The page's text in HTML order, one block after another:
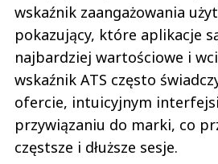
wskaźnik zaangażowania
pokazujący, które aplikacje
najbardziej wartościowe i
wskaźnik ATS często
ofercie, intuicyjnym
przywiązaniu do marki, co
częstsze i dłuższe sesje.